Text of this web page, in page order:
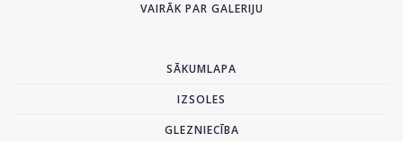
VAIRĀK PAR GALERIJU
SĀKUMLAPA
IZSOLES
GLEZNIECĪBA